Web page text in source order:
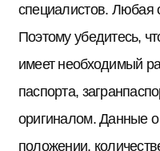
специалистов. Любая
Поэтому убедитесь,
имеет необходимый
паспорта,
оригиналом. Данные
положении,